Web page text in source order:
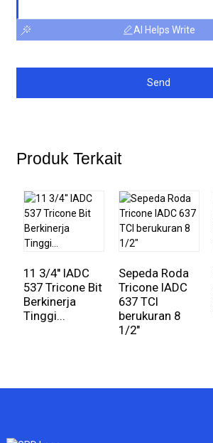
AI Helps Write
Send
Produk Terkait
11 3/4'' IADC
537 Tricone Bit
Berkinerja
Tinggi...
Sepeda Roda
Tricone IADC
637 TCI
berukuran 8
1/2"